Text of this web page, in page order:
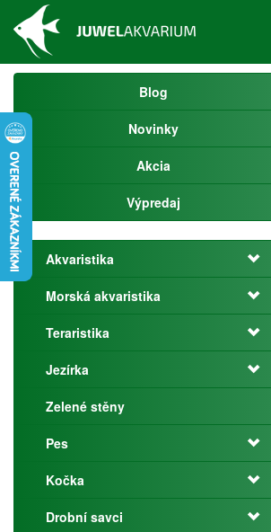
Blog
Novinky
Akcia
Výpredaj
Akvaristika
Morská akvaristika
Teraristika
Jezírka
Zelené stěny
Pes
Kočka
Drobní savci